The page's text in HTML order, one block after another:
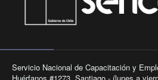
Servicio Nacional de Capacitación y